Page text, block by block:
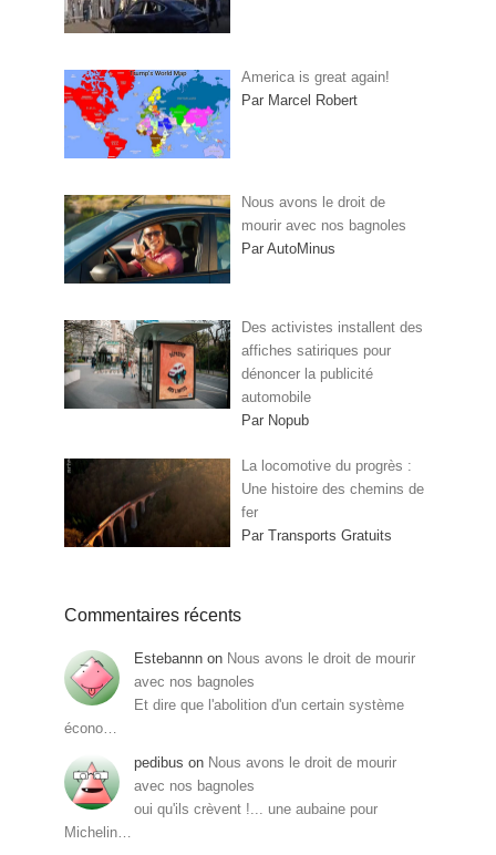
America is great again!
Par Marcel Robert
Nous avons le droit de
mourir avec nos bagnoles
Par AutoMinus
Des activistes installent des
affiches satiriques pour
dénoncer la publicité
automobile
Par Nopub
La locomotive du progrès :
Une histoire des chemins de
fer
Par Transports Gratuits
Commentaires récents
Estebannn on Nous avons le droit de mourir
avec nos bagnoles
Et dire que l'abolition d'un certain système
écono…
pedibus on Nous avons le droit de mourir
avec nos bagnoles
oui qu'ils crèvent !... une aubaine pour
Michelin…